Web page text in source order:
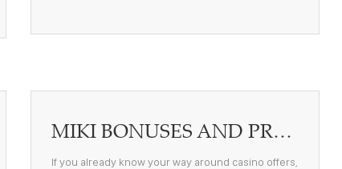
MIKI BONUSES AND PROMOTIONS: A PRACTICAL BREAKDOWN FOR EXPERIENCED PLAYERS
If you already know your way around casino offers,